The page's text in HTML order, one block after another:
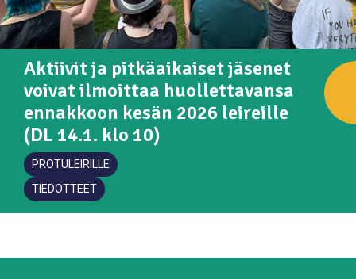
Aktiivit ja pitkäaikaiset jäsenet
voivat ilmoittaa huollettavansa
ennakkoon kesän 2026 leireille
(DL 14.1. klo 10)
PROTULEIRILLE
TIEDOTTEET